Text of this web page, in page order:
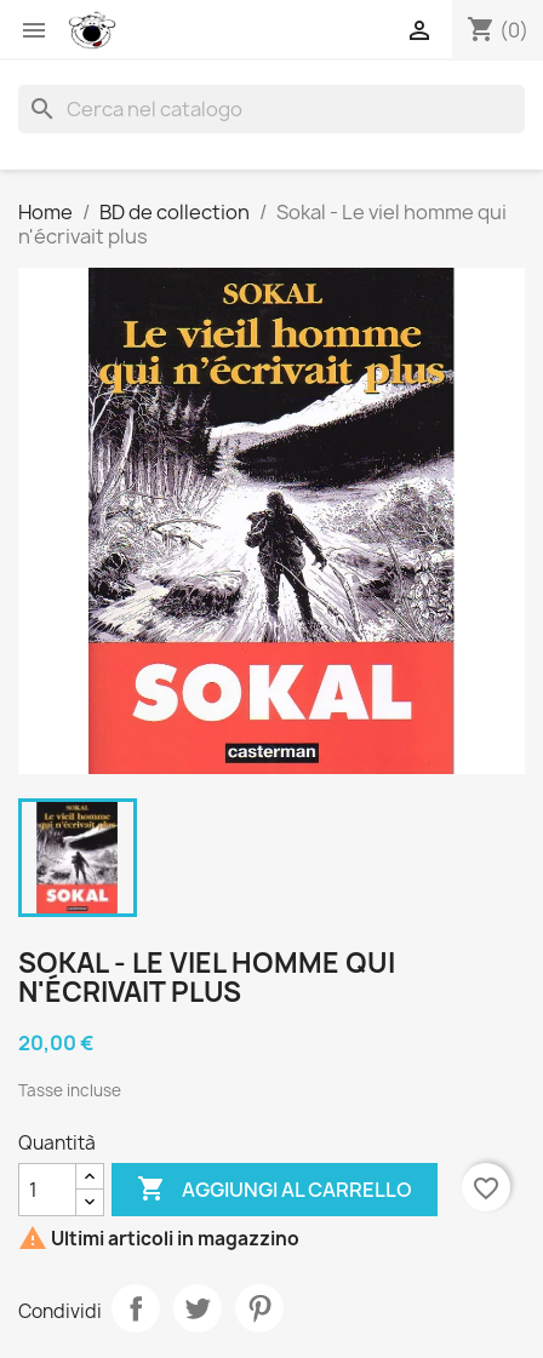
 shopping_cart (0)

search
Home BD de collection
Sokal - Le viel homme qui
n'écrivait plus
SOKAL - LE VIEL HOMME QUI
N'ÉCRIVAIT PLUS
20,00 €
Tasse incluse
Quantità
 AGGIUNGI AL CARRELLO
favorite_border
 Ultimi articoli in magazzino
Condividi